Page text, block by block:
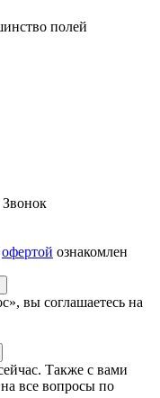
полей
Звонок
офертой ознакомлен
вы соглашаетесь на
Также с вами
на все вопросы по